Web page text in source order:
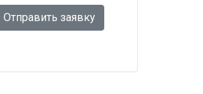
Отправить заявку